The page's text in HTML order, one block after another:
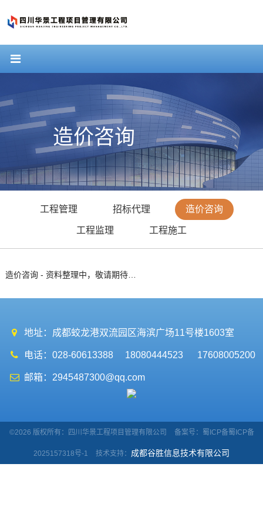
造价咨询
工程管理 招标代理 造价咨询
工程监理 工程施工
造价咨询 - 资料整理中，敬请期待…
地址：成都蛟龙港双流园区海滨广场11号楼1603室
电话：028-60613388 18080444523 17608005200
邮箱：2945487300@qq.com
©2026 版权所有：四川华景工程项目管理有限公司 备案号： 蜀ICP备蜀ICP备
2025157318号-1 技术支持： 成都谷胜信息技术有限公司